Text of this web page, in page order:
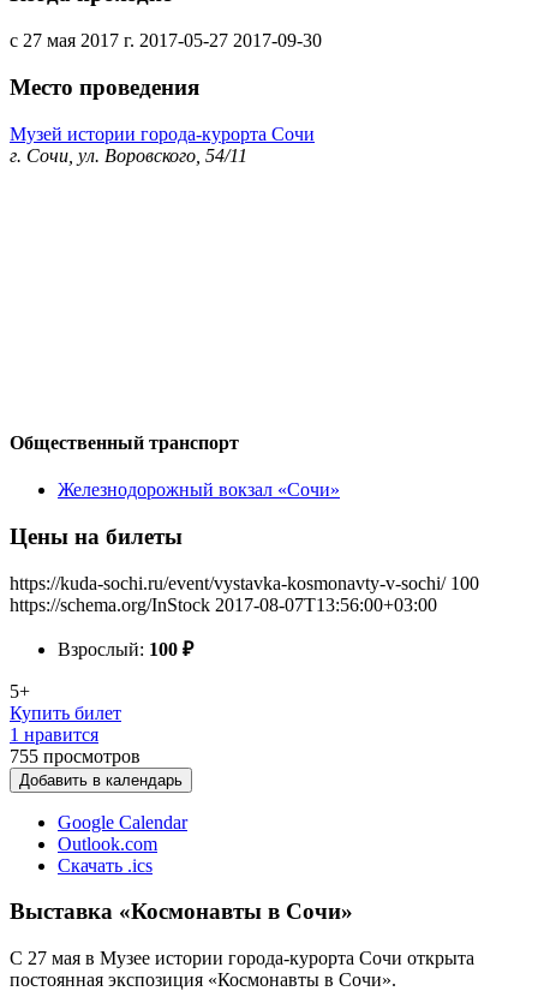
с 27 мая 2017 г. 2017-05-27 2017-09-30
Место проведения
Музей истории города-курорта Сочи
г. Сочи, ул. Воровского, 54/11
Общественный транспорт
Железнодорожный вокзал «Сочи»
Цены на билеты
https://kuda-sochi.ru/event/vystavka-kosmonavty-v-sochi/ 100
https://schema.org/InStock 2017-08-07T13:56:00+03:00
Взрослый: 100 ₽
5+
Купить билет
1 нравится
755 просмотров
Добавить в календарь
Google Calendar
Outlook.com
Скачать .ics
Выставка «Космонавты в Сочи»
С 27 мая в Музее истории города-курорта Сочи открыта
постоянная экспозиция «Космонавты в Сочи».